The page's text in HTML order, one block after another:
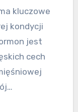
kondycji
jest
cech